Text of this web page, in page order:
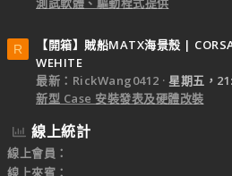
R
【開箱】賊船MATX海景殼 |
WEHITE
最新：RickWang0412
星期五，
新型 Case 安裝發表及硬體改裝
線上統計
線上會員
線上來賓